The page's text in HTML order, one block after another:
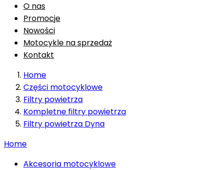
O nas
Promocje
Nowości
Motocykle na sprzedaż
Kontakt
Home
Części motocyklowe
Filtry powietrza
Kompletne filtry powietrza
Filtry powietrza Dyna
Home
Akcesoria motocyklowe